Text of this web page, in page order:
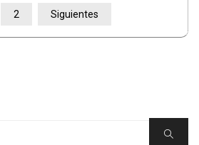
2 Siguientes
Buscar